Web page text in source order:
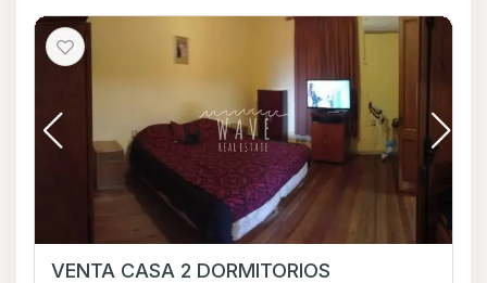
VENTA CASA 2 DORMITORIOS